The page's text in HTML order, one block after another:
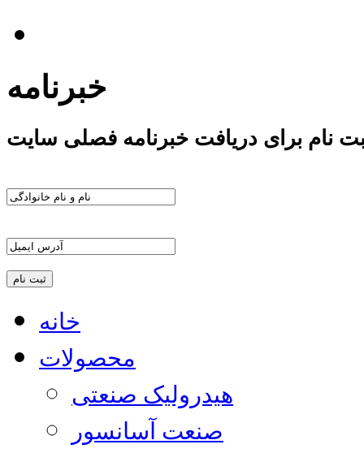
خبرنامه
نام برای دریافت خبرنامه فصلی سایت
خانه
محصولات
هیدرولیک صنعتی
صنعت آسانسور